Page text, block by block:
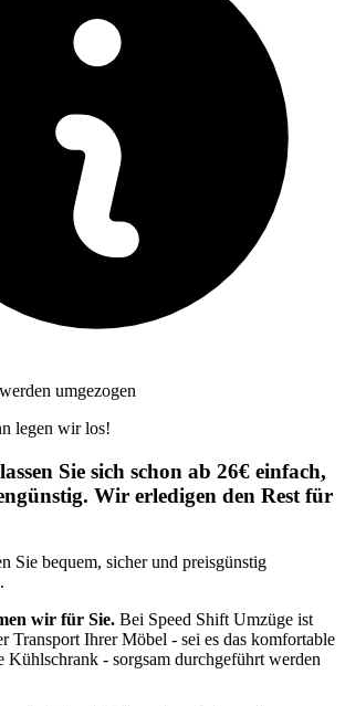
umgezogen
legen wir los!
Sie sich schon ab 26€ einfach,
Wir erledigen den Rest für
Sie bequem, sicher und preisgünstig
wir für Sie. Bei Speed Shift Umzüge ist
Transport Ihrer Möbel - sei es das komfortable
Kühlschrank - sorgsam durchgeführt werden